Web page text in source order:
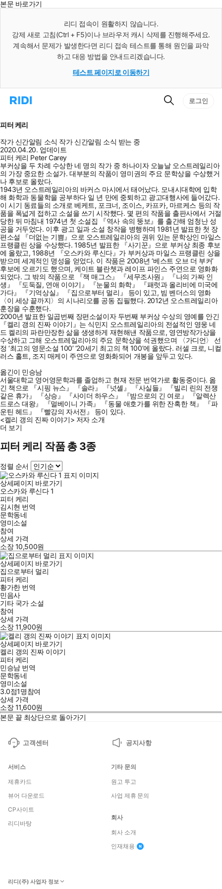
본문 바로가기
리디 접속이 원활하지 않습니다.
강제 새로 고침(Ctrl + F5)이나 브라우저 캐시 삭제를 진행해주세요.
계속해서 문제가 발생한다면 리디 접속 테스트를 통해 원인을 파악
하고 대응 방법을 안내드리겠습니다.
테스트 페이지로 이동하기
리
으
로
이
동
검
로그인
피터 케리
작가 신간알림 소식 작가 신간알림 소식 받는 중
2020.04.20. 업데이트
피터 케리 Peter Carey
부커상을 두 차례 수상한 네 명의 작가 중 하나이자 오늘날 오스트레일리아
의 가장 중요한 소설가. 대부분의 작품이 영미권의 주요 문학상을 수상했거
나 후보로 올랐다.
1943년 오스트레일리아의 바커스 마시에서 태어났다. 모내시대학에 입학
해 화학과 동물학을 공부하다 일 년 만에 중퇴하고 광고대행사에 들어갔다.
이 시기 동료들의 소개로 베케트, 포크너, 조이스, 카프카, 마르케스 등의 작
품을 폭넓게 접하고 소설을 쓰기 시작했다. 몇 편의 작품을 출판사에서 거절
당한 뒤 마침내 1974년 첫 소설집 『역사 속의 뚱보』를 출간해 엄청난 성
공을 거두었다. 이후 광고 일과 소설 창작을 병행하며 1981년 발표한 첫 장
편소설 『더없는 기쁨』으로 오스트레일리아의 권위 있는 문학상인 마일스
프랭클린 상을 수상했다. 1985년 발표한 『사기꾼』으로 부커상 최종 후보
에 올랐고, 1988년 『오스카와 루신다』가 부커상과 마일스 프랭클린 상을
받으며 세계적인 명성을 얻었다. 이 작품은 2008년 ‘베스트 오브 더 부커’
후보에 오르기도 했으며, 케이트 블란쳇과 레이프 파인스 주연으로 영화화
되었다. 그 밖의 작품으로 『잭 매그스』 『세무조사원』 『나의 가짜 인
생』 『도둑질, 연애 이야기』 『눈물의 화학』 『패럿과 올리비에 미국에
가다』 『기억상실』 『집으로부터 멀리』 등이 있고, 빔 벤더스의 영화
〈이 세상 끝까지〉의 시나리오를 공동 집필했다. 2012년 오스트레일리아
훈장을 수훈했다.
2000년 발표한 일곱번째 장편소설이자 두번째 부커상 수상의 영예를 안긴
『켈리 갱의 진짜 이야기』는 식민지 오스트레일리아의 전설적인 영웅 네
드 켈리의 파란만장한 삶을 생생하게 재현해낸 작품으로, 영연방작가상을
수상하고 그해 오스트레일리아의 주요 문학상을 석권했으며 〈가디언〉 선
정 ‘최고의 영문소설 100’ ‘20세기 최고의 책 100’에 올랐다. 러셀 크로, 니컬
러스 홀트, 조지 매케이 주연으로 영화화되어 개봉을 앞두고 있다.
옮긴이 민승남
서울대학교 영어영문학과를 졸업하고 현재 전문 번역가로 활동중이다. 옮
긴 책으로 『시핑 뉴스』 『솔라』 『넛셸』 『사실들』 『빌리 린의 전쟁
같은 휴가』 『상승』 『사이더 하우스』 『밤으로의 긴 여로』 『알렉산
드로스 대왕』 『멀베이니 가족』 『동물 애호가를 위한 잔혹한 책』 『파
운틴 헤드』 『빨강의 자서전』 등이 있다.
<켈리 갱의 진짜 이야기> 저자 소개
더 보기
피터 케리 작품 총 3종
정렬 순서
상세페이지 바로가기
오스카와 루신다 1
피터 케리
김시현 번역
문학동네
영미소설
참여
상세 가격
소장10,500원
상세페이지 바로가기
집으로부터 멀리
피터 케리
황가한번역
민음사
기타 국가 소설
참여
상세 가격
소장11,900원
상세페이지 바로가기
켈리 갱의 진짜 이야기
피터 케리
민승남번역
문학동네
영미소설
3.0점1명참여
상세 가격
소장11,600원
본문 끝 최상단으로 돌아가기
고객센터 공지사항
서비스
제휴카드
뷰어 다운로드
CP사이트
리디바탕
기타 문의
원고 투고
사업 제휴 문의
회사
회사 소개
인재채용
리디(주) 사업자 정보